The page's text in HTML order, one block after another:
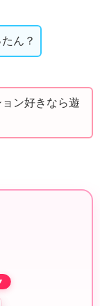
ん？
ン好きなら遊